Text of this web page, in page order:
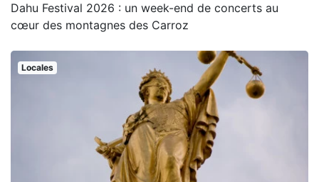
Dahu Festival 2026 : un week-end de concerts au
cœur des montagnes des Carroz
Locales